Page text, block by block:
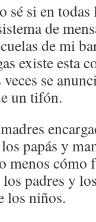
si en todas
de
de mi
existe esta
se
un tifón.
papás y
menos
padres y
los niños.